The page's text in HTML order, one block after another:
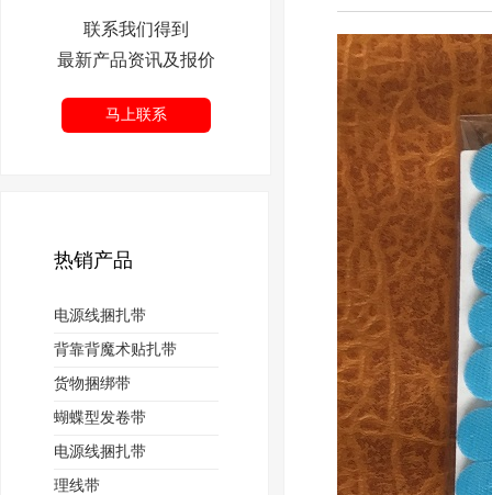
联系我们得到
最新产品资讯及报价
马上联系
热销产品
电源线捆扎带
背靠背魔术贴扎带
货物捆绑带
蝴蝶型发卷带
电源线捆扎带
理线带